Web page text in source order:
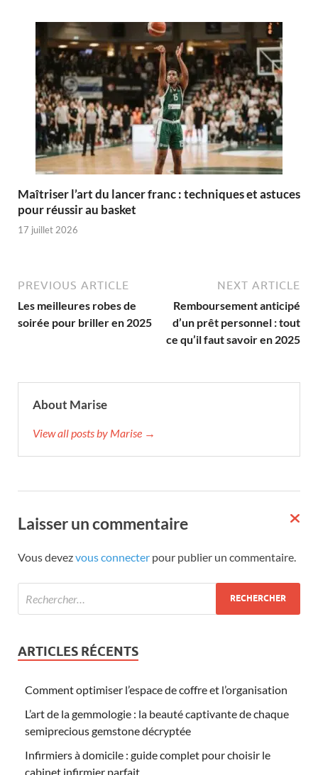
Maîtriser l’art du lancer franc : techniques et astuces
pour réussir au basket
17 juillet 2026
PREVIOUS ARTICLE
Les meilleures robes de
soirée pour briller en 2025
NEXT ARTICLE
Remboursement anticipé
d’un prêt personnel : tout
ce qu’il faut savoir en 2025
About Marise
View all posts by Marise →
Laisser un commentaire
Vous devezvous connecter pour publier un commentaire.
ARTICLES RÉCENTS
Comment optimiser l’espace de coffre et l’organisation
L’art de la gemmologie : la beauté captivante de chaque
semiprecious gemstone décryptée
Infirmiers à domicile : guide complet pour choisir le
cabinet infirmier parfait